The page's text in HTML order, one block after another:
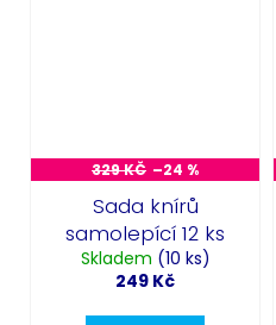
329 KČ –24 %
Sada knírů
samolepící 12 ks
Skladem (10 ks)
249 Kč